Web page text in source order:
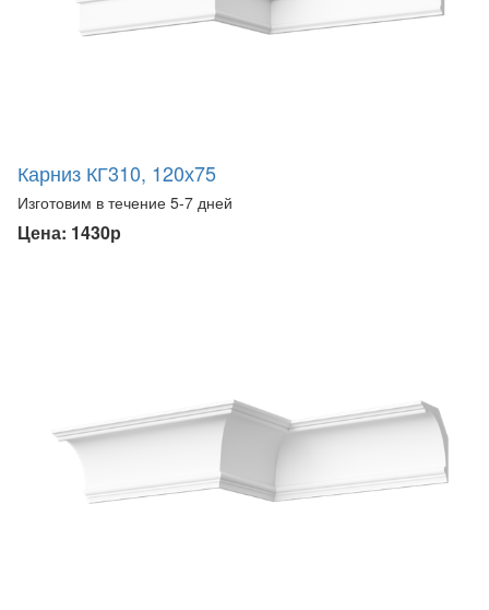
Карниз КГ310, 120х75
Изготовим в течение 5-7 дней
Цена: 1430р